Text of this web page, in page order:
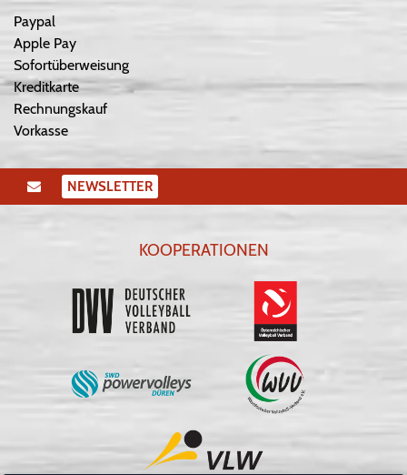
Paypal
Apple Pay
Sofortüberweisung
Kreditkarte
Rechnungskauf
Vorkasse
NEWSLETTER
KOOPERATIONEN